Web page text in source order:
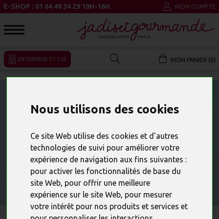
Nous utilisons des cookies
Ce site Web utilise des cookies et d'autres
technologies de suivi pour améliorer votre
expérience de navigation aux fins suivantes :
pour activer les fonctionnalités de base du
site Web, pour offrir une meilleure
expérience sur le site Web, pour mesurer
votre intérêt pour nos produits et services et
E-SHOP : 01 64 48 34 29 10H-16H MON COMPTE
ENTREPRISE ET CSE MON PANIER (0)